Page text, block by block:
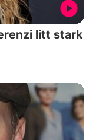
litt stark